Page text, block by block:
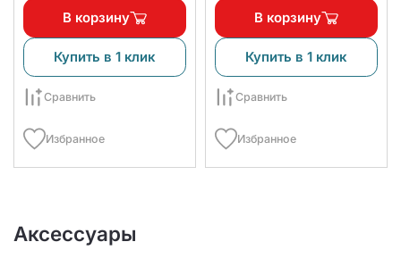
В корзину
Купить в 1 клик
Сравнить
Избранное
В корзину
Купить в 1 клик
Сравнить
Избранное
Аксессуары